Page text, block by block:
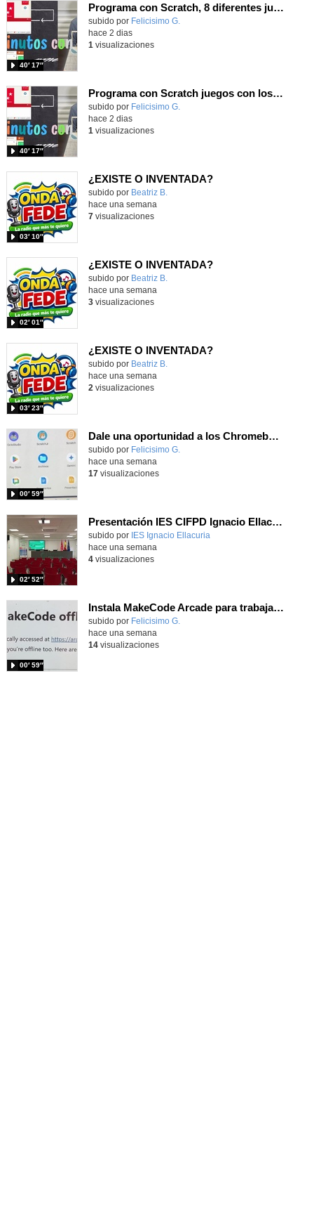
Programa con Scratch, 8 diferentes juegos para vivir la emoción de los partidos de España en el mundial 2026
Contenido educativo.
subido por Felicisimo G.
40′ 17″
hace 2 dias
1 visualizaciones
Programa con Scratch juegos con los partidos del mundial 2026 ganados por España
Contenido educativo.
subido por Felicisimo G.
40′ 17″
hace 2 dias
1 visualizaciones
¿EXISTE O INVENTADA?
Contenido educativo.
subido por Beatriz B.
03′ 10″
hace una semana
7visualizaciones
¿EXISTE O INVENTADA?
Contenido educativo.
subido por Beatriz B.
02′ 01″
hace una semana
3visualizaciones
¿EXISTE O INVENTADA?
Contenido educativo.
subido por Beatriz B.
03′ 23″
hace una semana
2 visualizaciones
Dale una oportunidad a los Chromebooks y utiliza un proyector para realizar talleres si no tienes pantallas táctiles
Contenido educativo.
subido por Felicisimo G.
00′ 59″
hace una semana
17visualizaciones
Presentación IES CIFPD Ignacio Ellacuría
Contenido educativo.
subido por IES Ignacio Ellacuria
02′ 52″
hace una semana
4visualizaciones
Instala MakeCode Arcade para trabajar offline en tu tablet, ordenador, Chromebook
Contenido educativo.
subido por Felicisimo G.
00′ 59″
hace una semana
14visualizaciones